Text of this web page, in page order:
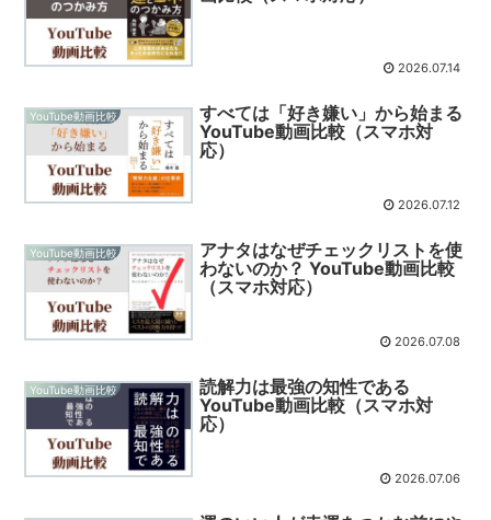
2026.07.14
YouTube動画比較
すべては「好き嫌い」から始まる
YouTube動画比較（スマホ対
応）
2026.07.12
YouTube動画比較
アナタはなぜチェックリストを使
わないのか？ YouTube動画比較
（スマホ対応）
2026.07.08
YouTube動画比較
読解力は最強の知性である
YouTube動画比較（スマホ対
応）
2026.07.06